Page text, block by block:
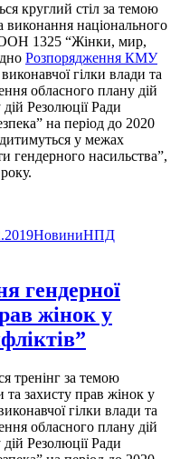
круглий стіл за темою
виконання національного
ООН 1325 “Жінки, мир,
Розпорядження КМУ
гілки влади та
обласного плану дій
Резолюції Ради
на період до 2020
у межах
гендерного насильства”,
НовиниНПД
гендерної
жінок у
тренінг за темою
захисту прав жінок у
гілки влади та
обласного плану дій
Резолюції Ради